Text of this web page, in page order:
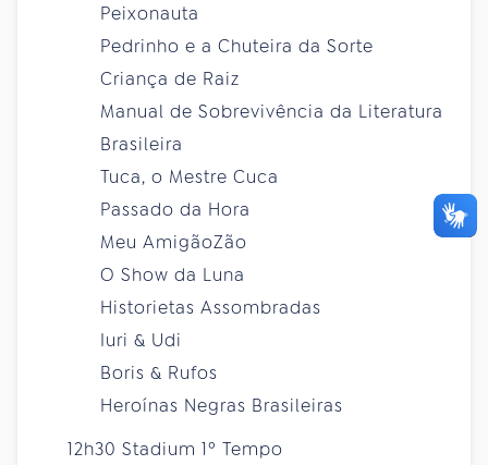
Peixonauta
Pedrinho e a Chuteira da Sorte
Criança de Raiz
Manual de Sobrevivência da Literatura
Brasileira
Tuca, o Mestre Cuca
Passado da Hora
Meu AmigãoZão
O Show da Luna
Historietas Assombradas
Iuri & Udi
Boris & Rufos
Heroínas Negras Brasileiras
12h30 Stadium 1º Tempo